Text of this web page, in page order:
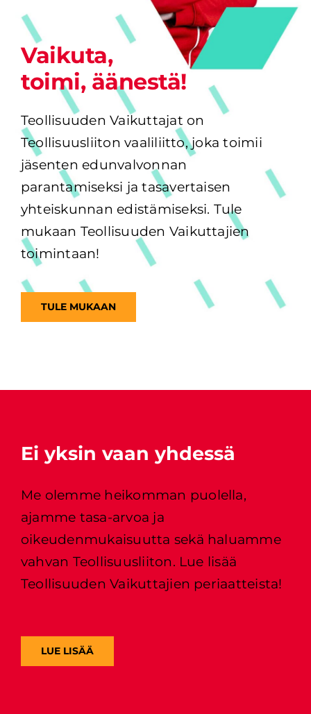
Vaikuta,
toimi, äänestä!
Teollisuuden Vaikuttajat on
Teollisuusliiton vaaliliitto, joka toimii
jäsenten edunvalvonnan
parantamiseksi ja tasavertaisen
yhteiskunnan edistämiseksi. Tule
mukaan Teollisuuden Vaikuttajien
toimintaan!
TULE MUKAAN
Ei yksin vaan yhdessä
Me olemme heikomman puolella,
ajamme tasa-arvoa ja
oikeudenmukaisuutta sekä haluamme
vahvan Teollisuusliiton. Lue lisää
Teollisuuden Vaikuttajien periaatteista!
LUE LISÄÄ